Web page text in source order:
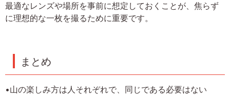
最適なレンズや場所を事前に想定しておくことが、焦らず
に理想的な一枚を撮るために重要です。
まとめ
•山の楽しみ方は人それぞれで、同じである必要はない